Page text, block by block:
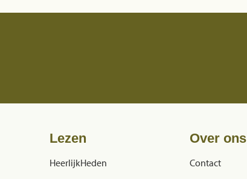
Lezen
HeerlijkHeden
Over ons
Contact